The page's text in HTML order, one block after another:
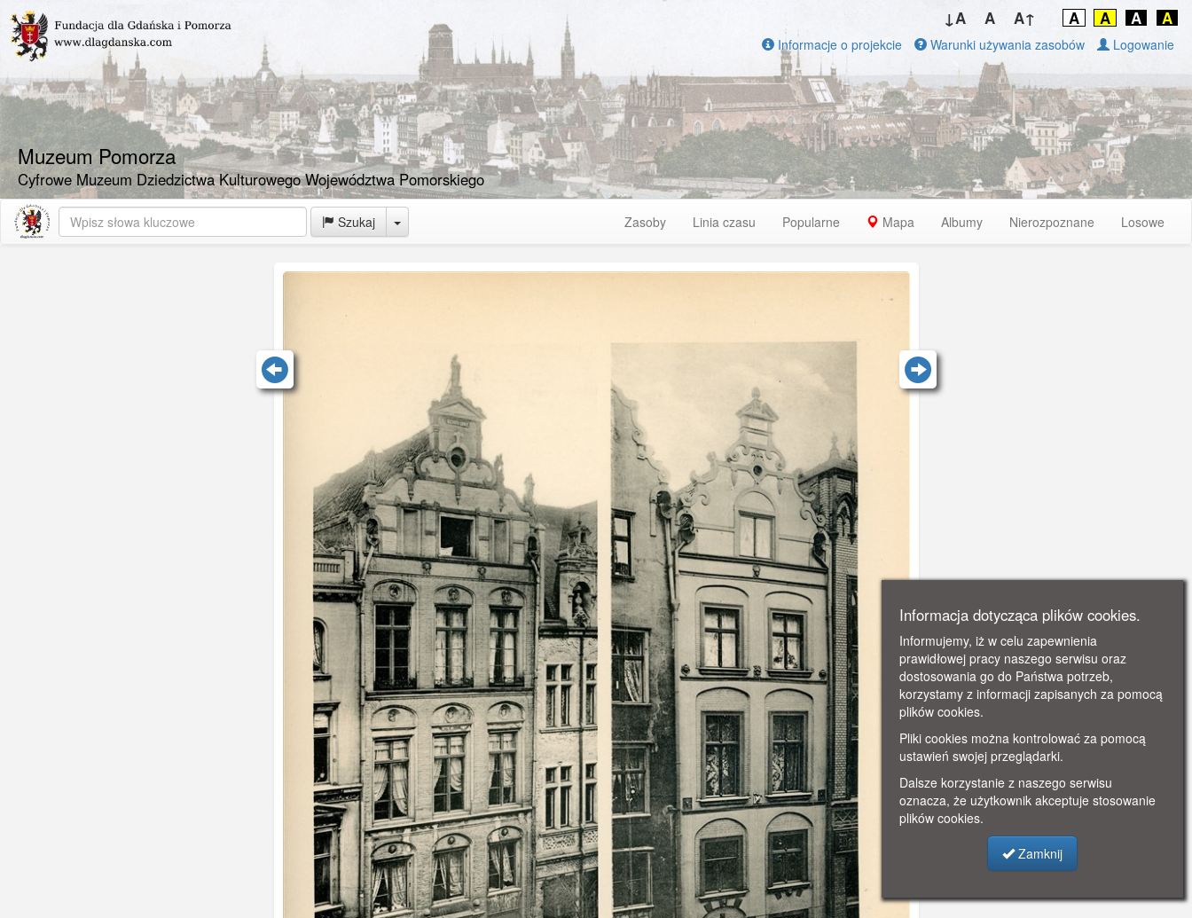
Muzeum Pomorza
Cyfrowe Muzeum Dziedzictwa Kulturowego Województwa Pomorskiego
↓A A A↑ A A A A
Informacje o projekcie Warunki używania zasobów Logowanie
Szukaj Toggle Dropdown Zasoby Linia czasu Popularne Mapa Albumy Nierozpoznane Losowe
Informacja dotycząca plików cookies.
Informujemy, iż w celu zapewnienia
prawidłowej pracy naszego serwisu oraz
dostosowania go do Państwa potrzeb,
korzystamy z informacji zapisanych za pomocą
plików cookies.
Pliki cookies można kontrolować za pomocą
ustawień swojej przeglądarki.
Dalsze korzystanie z naszego serwisu
oznacza, że użytkownik akceptuje stosowanie
plików cookies.
Zamknij